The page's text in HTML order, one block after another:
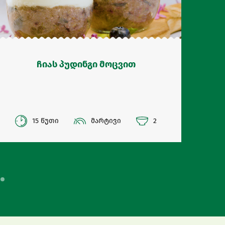
ჩიას პუდინგი მოცვით
15 წუთი მარტივი 2